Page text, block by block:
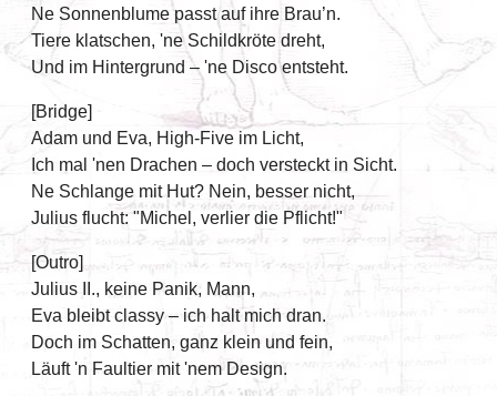
Ne Sonnenblume passt auf ihre Brau’n.
Tiere klatschen, 'ne Schildkröte dreht,
Und im Hintergrund – 'ne Disco entsteht.
[Bridge]
Adam und Eva, High-Five im Licht,
Ich mal 'nen Drachen – doch versteckt in Sicht.
Ne Schlange mit Hut? Nein, besser nicht,
Julius flucht: "Michel, verlier die Pflicht!"
[Outro]
Julius II., keine Panik, Mann,
Eva bleibt classy – ich halt mich dran.
Doch im Schatten, ganz klein und fein,
Läuft 'n Faultier mit 'nem Design.